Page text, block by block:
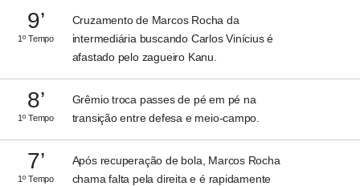
9’
1º Tempo
Cruzamento de Marcos Rocha da
intermediária buscando Carlos Vinícius é
afastado pelo zagueiro Kanu.
8’
1º Tempo
Grêmio troca passes de pé em pé na
transição entre defesa e meio-campo.
7’
1º Tempo
Após recuperação de bola, Marcos Rocha
chama falta pela direita e é rapidamente